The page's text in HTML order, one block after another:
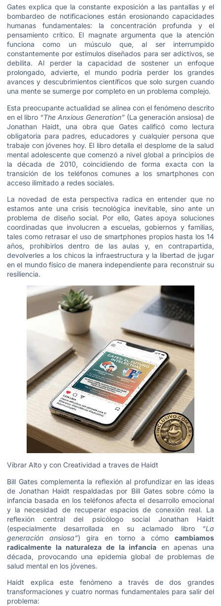
Gates explica que la constante exposición a las pantallas y el
bombardeo de notificaciones están erosionando capacidades
humanas fundamentales: la concentración profunda y el
pensamiento crítico. El magnate argumenta que la atención
funciona como un músculo que, al ser interrumpido
constantemente por estímulos diseñados para ser adictivos, se
debilita. Al perder la capacidad de sostener un enfoque
prolongado, advierte, el mundo podría perder los grandes
avances y descubrimientos científicos que solo surgen cuando
una mente se sumerge por completo en un problema complejo.
Esta preocupante actualidad se alinea con el fenómeno descrito
en el libro “The Anxious Generation”(La generación ansiosa) de
Jonathan Haidt, una obra que Gates calificó como lectura
obligatoria para padres, educadores y cualquier persona que
trabaje con jóvenes hoy. El libro detalla el desplome de la salud
mental adolescente que comenzó a nivel global a principios de
la década de 2010, coincidiendo de forma exacta con la
transición de los teléfonos comunes a los smartphones con
acceso ilimitado a redes sociales.
La novedad de esta perspectiva radica en entender que no
estamos ante una crisis tecnológica inevitable, sino ante un
problema de diseño social. Por ello, Gates apoya soluciones
coordinadas que involucren a escuelas, gobiernos y familias,
tales como retrasar el uso de smartphones propios hasta los 14
años, prohibirlos dentro de las aulas y, en contrapartida,
devolverles a los chicos la infraestructura y la libertad de jugar
en el mundo físico de manera independiente para reconstruir su
resiliencia.
Vibrar Alto y con Creatividad a traves de Haidt
Bill Gates complementa la reflexión al profundizar en las ideas
de Jonathan Haidt respaldadas por Bill Gates sobre cómo la
infancia basada en los teléfonos afecta el desarrollo emocional
y la necesidad de recuperar espacios de conexión real. La
reflexión central del psicólogo social Jonathan Haidt
(especialmente desarrollada en su aclamado libro “La
generación ansiosa”) gira en torno a cómo cambiamos
radicalmente la naturaleza de la infancia en apenas una
década, provocando una epidemia global de problemas de
salud mental en los jóvenes.
Haidt explica este fenómeno a través de dos grandes
transformaciones y cuatro normas fundamentales para salir del
problema: